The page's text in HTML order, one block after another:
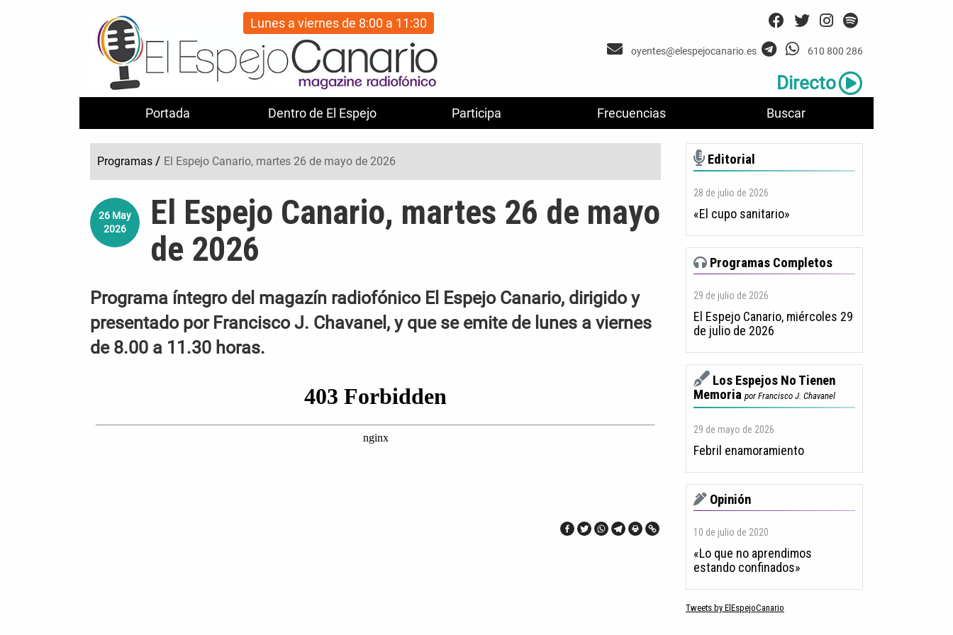
Portada Dentro de El Espejo Participa Frecuencias Buscar
Lunes a viernes de 8:00 a 11:30
oyentes@elespejocanario.es 610 800 286
Directo
Programas / El Espejo Canario, martes 26 de mayo de 2026
26 May
2026
El Espejo Canario, martes 26 de mayo
de 2026
Programa íntegro del magazín radiofónico El Espejo Canario, dirigido y
presentado por Francisco J. Chavanel, y que se emite de lunes a viernes
de 8.00 a 11.30 horas.
Editorial
28 de julio de 2026
«El cupo sanitario»
Programas Completos
29 de julio de 2026
El Espejo Canario, miércoles 29
de julio de 2026
Los Espejos No Tienen
Memoria por Francisco J. Chavanel
29 de mayo de 2026
Febril enamoramiento
Opinión
10 de julio de 2020
«Lo que no aprendimos
estando confinados»
Tweets by ElEspejoCanario